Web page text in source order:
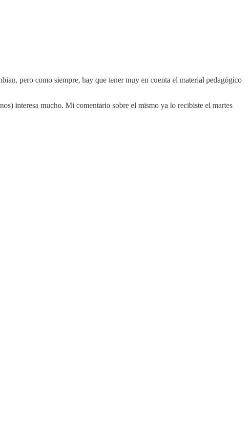
pero como siempre, hay que tener muy en cuenta el material pedagógico
interesa mucho. Mi comentario sobre el mismo ya lo recibiste el martes